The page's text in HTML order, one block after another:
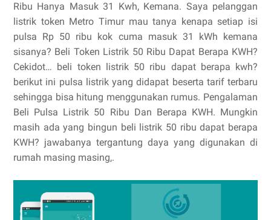
Ribu Hanya Masuk 31 Kwh, Kemana. Saya pelanggan
listrik token Metro Timur mau tanya kenapa setiap isi
pulsa Rp 50 ribu kok cuma masuk 31 kWh kemana
sisanya? Beli Token Listrik 50 Ribu Dapat Berapa KWH?
Cekidot… beli token listrik 50 ribu dapat berapa kwh?
berikut ini pulsa listrik yang didapat beserta tarif terbaru
sehingga bisa hitung menggunakan rumus. Pengalaman
Beli Pulsa Listrik 50 Ribu Dan Berapa KWH. Mungkin
masih ada yang bingun beli listrik 50 ribu dapat berapa
KWH? jawabanya tergantung daya yang digunakan di
rumah masing masing,.